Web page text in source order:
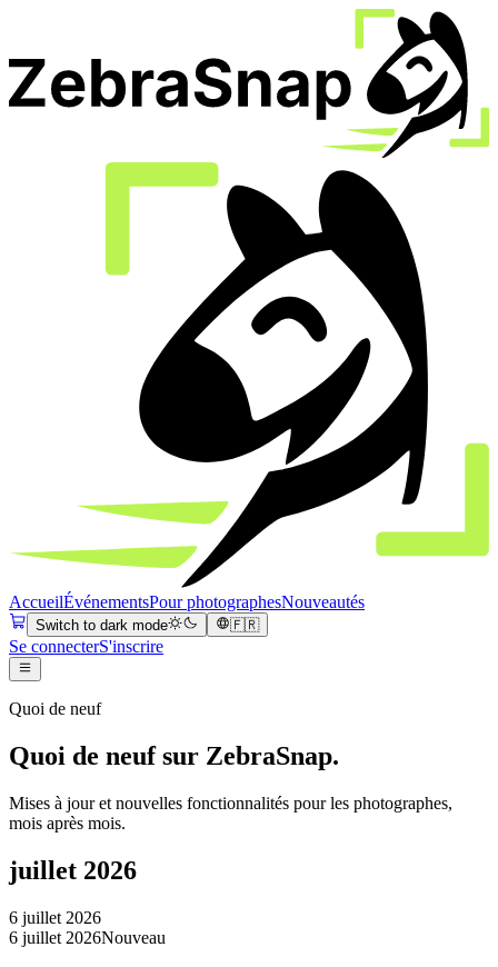
AccueilÉvénementsPour photographesNouveautés
Switch to dark mode 🇫🇷
Se connecterS'inscrire
Quoi de neuf
Quoi de neuf sur ZebraSnap.
Mises à jour et nouvelles fonctionnalités pour les photographes,
mois après mois.
juillet 2026
6 juillet 2026
6 juillet 2026Nouveau